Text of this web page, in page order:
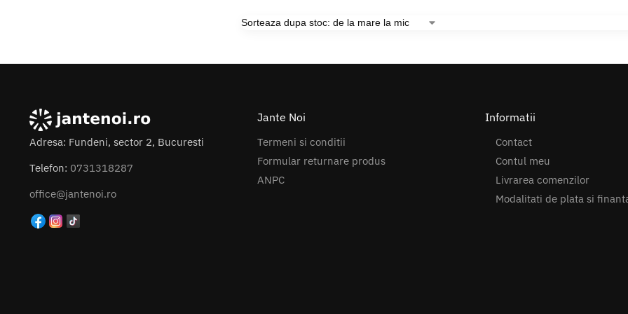
Adresa: Fundeni, sector 2, Bucuresti
Telefon: 0731318287
office@jantenoi.ro
Jante Noi
Termeni si conditii
Formular returnare produs
ANPC
Informatii
Contact
Contul meu
Livrarea comenzilor
Modalitati de plata si